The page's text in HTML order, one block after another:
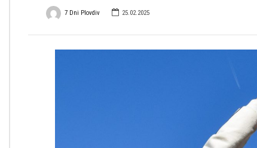
7 Dni Plovdiv 25.02.2025